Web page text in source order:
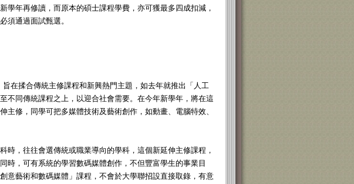
學年再修讀，而原本的碩士課程學費，亦可獲最多四成扣減，
須通過面試甄選。
在揉合傳統主修課程和新興熱門主題，如去年就推出「人工
不同傳統課程之上，以迎合社會需要。在今年新學年，將在這
修，同學可把多媒體技術及藝術創作，如動畫、電腦特效、
時，往往會選傳統或職業導向的學科，這個新延伸主修課程，
時，可有系統的學習數碼媒體創作，不但豐富學生的事業目
意藝術和數碼媒體」課程，不會於大學聯招設直接取錄，有意